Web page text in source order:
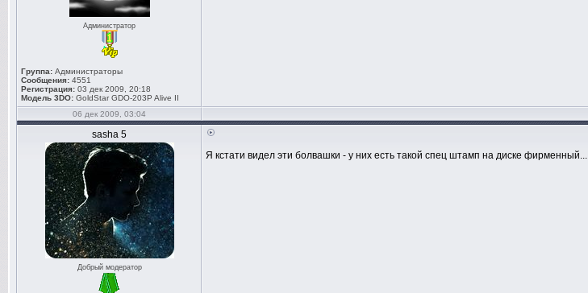
Администратор
Группа: Администраторы
Сообщения: 4551
Регистрация: 03 дек 2009, 20:18
Модель 3DO: GoldStar GDO-203P Alive II
06 дек 2009, 03:04
sasha 5
Добрый модератор
Я кстати видел эти болвашки - у них есть такой спец штамп на диске фирменный...